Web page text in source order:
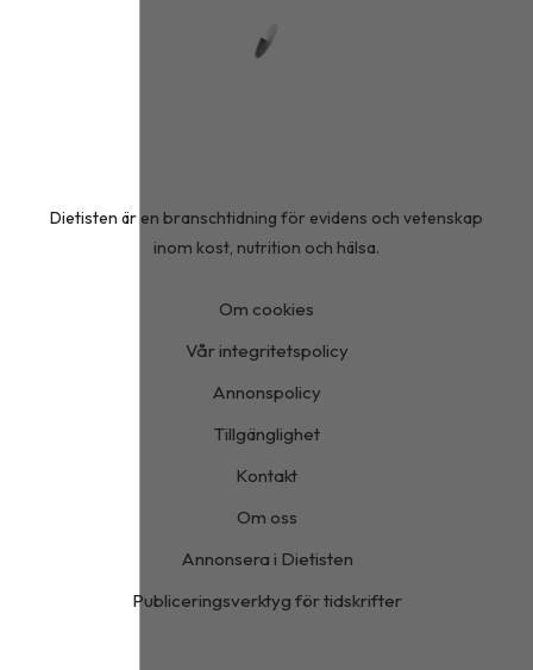
Dietisten är en branschtidning för evidens och vetenskap
inom kost, nutrition och hälsa.
Om cookies
Vår integritetspolicy
Annonspolicy
Tillgänglighet
Kontakt
Om oss
Annonsera i Dietisten
Publiceringsverktyg för tidskrifter